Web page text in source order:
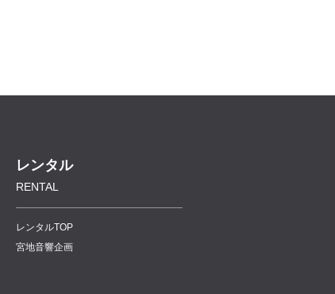
レンタル
RENTAL
レンタルTOP
宮地音響企画